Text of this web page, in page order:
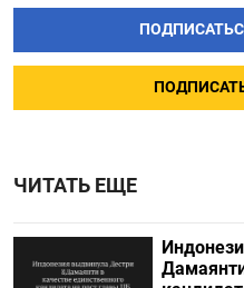
ЧИТАТЬ ЕЩЕ